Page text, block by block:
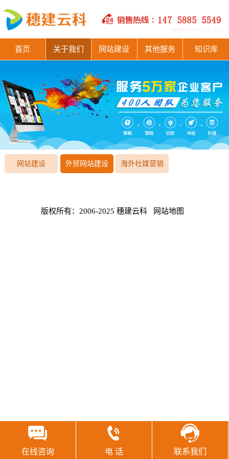
首页 关于我们 网站建设 其他服务 知识库
网站建设 外贸网站建设 海外社媒营销
版权所有：2006-2025 穗建云科 网站地图
在线咨询 电 话 联系我们